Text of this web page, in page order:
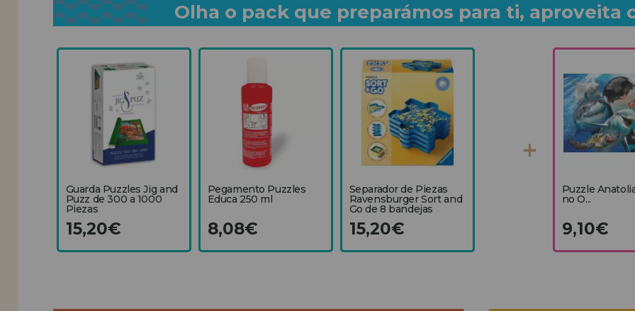
Olha o pack que preparámos para ti, aproveita
Guarda Puzzles Jig and
Puzz de 300 a 1000
Piezas
15,20€
Pegamento Puzzles
Educa 250 ml
8,08€
Separador de Piezas
Ravensburger Sort and
Go de 8 bandejas
15,20€
Puzzle
no O...
9,10€